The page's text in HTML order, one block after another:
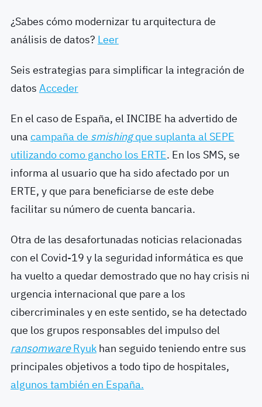
¿Sabes cómo modernizar tu arquitectura de
análisis de datos? Leer
Seis estrategias para simplificar la integración de
datos Acceder
En el caso de España, el INCIBE ha advertido de
una campaña de smishingque suplanta al SEPE
utilizando como gancho los ERTE. En los SMS, se
informa al usuario que ha sido afectado por un
ERTE, y que para beneficiarse de este debe
facilitar su número de cuenta bancaria.
Otra de las desafortunadas noticias relacionadas
con el Covid-19 y la seguridad informática es que
ha vuelto a quedar demostrado que no hay crisis ni
urgencia internacional que pare a los
cibercriminales y en este sentido, se ha detectado
que los grupos responsables del impulso del
ransomwareRyukhan seguido teniendo entre sus
principales objetivos a todo tipo de hospitales,
algunos también en España.